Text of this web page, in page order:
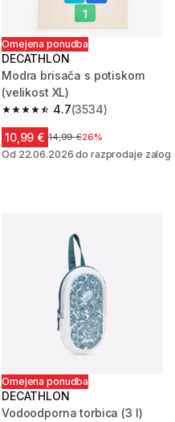
Omejena ponudba
DECATHLON
Modra brisača s potiskom
(velikost XL)
4.7
4.7 od 5 zvezdic from 3534
(3534)
10,99 € Cena pred znižanjem
14,99 €26%
Od 22.06.2026 do razprodaje zalog
Omejena ponudba
DECATHLON
Vodoodporna torbica (3 l)